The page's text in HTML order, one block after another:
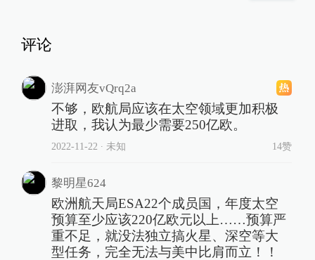
评论
澎湃网友vQrq2a
不够，欧航局应该在太空领域更加积极
进取，我认为最少需要250亿欧。
2022-11-22 ∙ 未知 14赞
黎明星624
欧洲航天局ESA22个成员国，年度太空
预算至少应该220亿欧元以上……预算严
重不足，就没法独立搞火星、深空等大
型任务，完全无法与美中比肩而立！！